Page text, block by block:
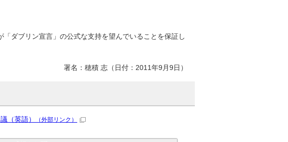
ダブリン宣言」の公式な支持を望んでいることを保証し
署名：穂積 志（日付：2011年9月9日）
（英語） （外部リンク）